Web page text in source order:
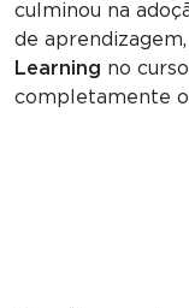
culminou na
de aprendizagem,
Learning no
completamente